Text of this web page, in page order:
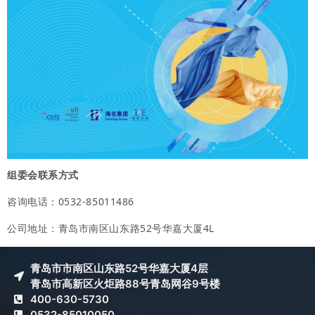
组委会联系方式
咨询电话：0532-85011486
公司地址：青岛市南区山东路52号华嘉大厦4L
青岛市市南区山东路52号华嘉大厦4层
青岛市高新区火炬路88号青岛网谷9号楼
400-630-5730